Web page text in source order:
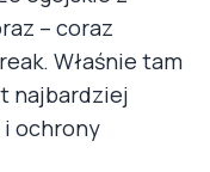
– coraz
Właśnie tam
najbardziej
ochrony